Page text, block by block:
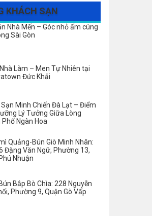
KHÁCH SẠN
Nhà Mến – Góc nhỏ ấm cúng
Sài Gòn
Làm – Men Tự Nhiên tại
Đức Khải
Sạn Minh Chiến Đà Lạt – Điểm
Lý Tưởng Giữa Lòng
Ngàn Hoa
Quảng-Bún Giò Minh Nhân:
Đặng Văn Ngữ, Phường 13,
Nhuận
Bắp Bò Chìa: 228 Nguyễn
Phường 9, Quận Gò Vấp